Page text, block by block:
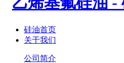
硅油首页
关于我们
公司简介